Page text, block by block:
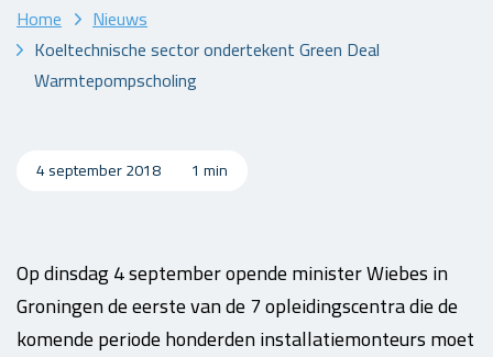
Home
Nieuws
Koeltechnische sector ondertekent Green Deal
Warmtepompscholing
4 september 2018 1 min
Op dinsdag 4 september opende minister Wiebes in
Groningen de eerste van de 7 opleidingscentra die de
komende periode honderden installatiemonteurs moet